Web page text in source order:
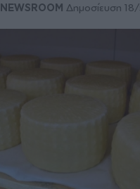
NEWSROOM Δημοσίευση